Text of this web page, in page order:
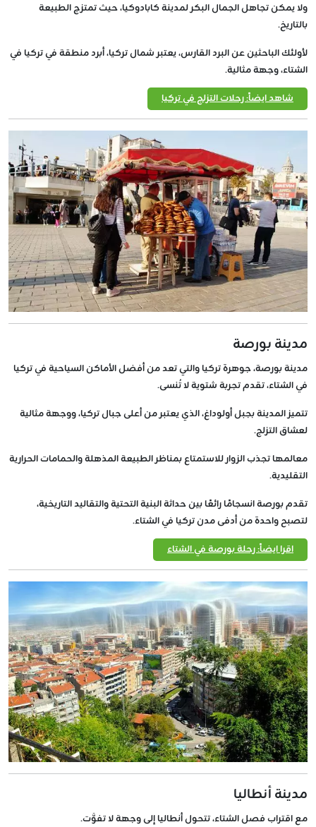
ولا يمكن تجاهل الجمال البكر لمدينة كابادوكيا، حيث تمتزج الطبيعة
بالتاريخ.
لأولئك الباحثين عن البرد القارس، يعتبر شمال تركيا، أبرد منطقة في تركيا في
الشتاء، وجهة مثالية.
شاهد ايضاً: رحلات التزلج في تركيا
مدينة بورصة
مدينة بورصة، جوهرة تركيا والتي تعد من أفضل الأماكن السياحية في تركيا
في الشتاء، تقدم تجربة شتوية لا تُنسى.
تتميز المدينة بجبل أولوداغ، الذي يعتبر من أعلى جبال تركيا، ووجهة مثالية
لعشاق التزلج.
معالمها تجذب الزوار للاستمتاع بمناظر الطبيعة المذهلة والحمامات الحرارية
التقليدية.
تقدم بورصة انسجامًا رائعًا بين حداثة البنية التحتية والتقاليد التاريخية،
لتصبح واحدة من أدفى مدن تركيا في الشتاء.
اقرا ايضاً: رحلة بورصة في الشتاء
مدينة أنطاليا
مع اقتراب فصل الشتاء، تتحول أنطاليا إلى وجهة لا تفوَّت.